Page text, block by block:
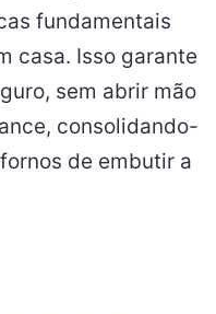
fundamentais
casa. Isso garante
sem abrir mão
consolidando-
de embutir a